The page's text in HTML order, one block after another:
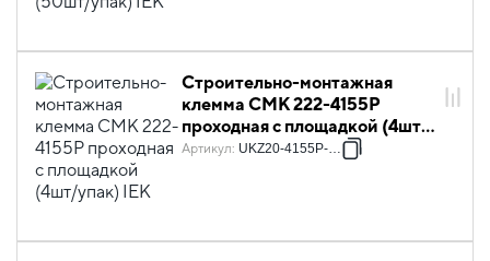
Строительно-монтажная
клемма СМК 222-4155P
проходная с площадкой (4шт/
упак) IEK
Артикул: UKZ20-4155P-004